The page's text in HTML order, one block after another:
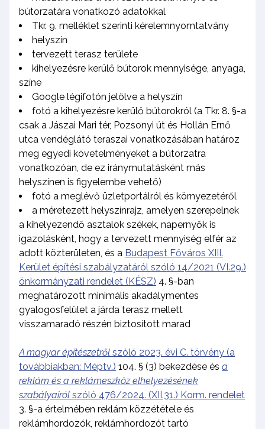
bútorzatára vonatkozó adatokkal
Tkr. 9. melléklet szerinti kérelemnyomtatvány
helyszín
tervezett terasz területe
kihelyezésre kerülő bútorok mennyisége, anyaga,
színe
Google légifotón jelölve a helyszín
fotó a kihelyezésre kerülő bútorokról (a Tkr. 8. §-a
csak a Jászai Mari tér, Pozsonyi út és Hollán Ernő
utca vendéglátó teraszai vonatkozásában határoz
meg egyedi követelményeket a bútorzatra
vonatkozóan, de ez iránymutatásként más
helyszínen is figyelembe vehető)
fotó a meglévő üzletportálról és környezetéről
a méretezett helyszínrajz, amelyen szerepelnek
a kihelyezendő asztalok székek, napernyők is
igazolásként, hogy a tervezett mennyiség elfér az
adott közterületen, és a Budapest Főváros XIII.
Kerület építési szabályzatáról szóló 14/2021 (VI.29.)
önkormányzati rendelet (KÉSZ) 4. §-ban
meghatározott minimális akadálymentes
gyalogosfelület a járda terasz mellett
visszamaradó részén biztosított marad
A magyar építészetről szóló 2023. évi C. törvény (a
továbbiakban: Méptv.) 104. § (3) bekezdése és a
reklám és a reklámeszköz elhelyezésének
szabályairól szóló 476/2024. (XII.31.) Korm. rendelet
3. §-a értelmében reklám közzététele és
reklámhordozók, reklámhordozót tartó